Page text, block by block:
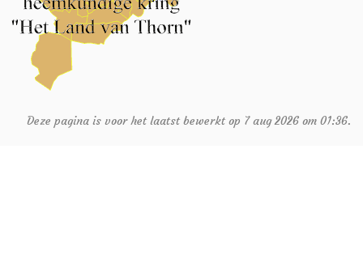
Deze pagina is voor het laatst bewerkt op 7 aug 2026 om 01:36.